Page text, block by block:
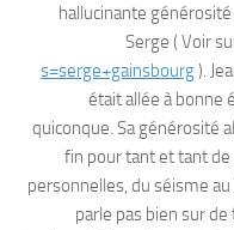
hallucinante
Serge ( Voir
s=serge+gainsbourg ).
était allée à bonne
quiconque. Sa générosité
fin pour tant et tant de
personnelles, du séisme
parle pas bien sur